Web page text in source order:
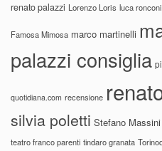
renato palazzi Lorenzo Loris luca ronconi
Famosa Mimosa marco martinelli
palazzi consiglia
quotidiana.com recensione
silvia poletti Stefano Massini
teatro franco parenti tindaro granata